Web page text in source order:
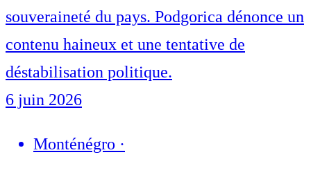
souveraineté du pays. Podgorica dénonce un
contenu haineux et une tentative de
déstabilisation politique.
6 juin 2026
Monténégro ·